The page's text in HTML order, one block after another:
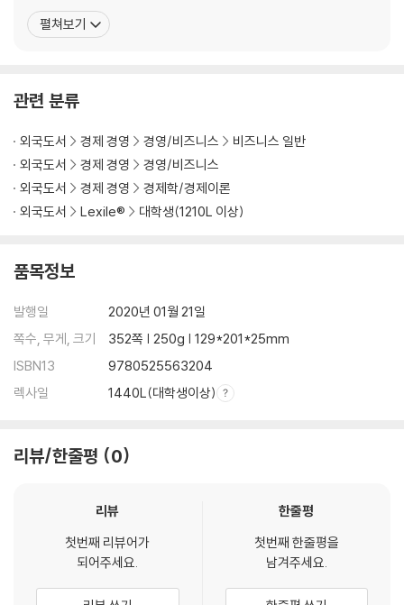
19. How Is the Digital Economy Transforming the World? 119
22. How Are Robots and Artificial Intelligence Transforming th
e World Economy? 136
23. What Is the Sharing Economy? 143
24. BRICS and Beyond: How Emerging Markets Are Becoming t
he New Powerhouses of the World Economy 148
25. What Is the Future for the European Union and the Other Fr
ee-Trade Areas? 153
eve Global Clout 160
nd NGOs Promote Economic Development? 165
28. Corruption and Tax Evasion: How Does Money Laundering
Work? 171
29. The Dark Web and Other Black Markets: How Big Is the Illeg
al Economy? 179
31. Economics vs. the Environment: Is It a Zero-Sum Game? 19
32. What Are the Alternatives to Capitalism? 196
Century? 202
34. Health Care: Ways That Work 207
35. How Is the Behavior of Millennials and Other Generations C
협력 증진을 위한 중앙유럽재단(Central Europe Foundation)의
회장을 맡고 있다. 그의 대표적인 베스트셀러인 『초보자를 위한 세계
펼쳐보기
관련 분류
외국도서 경제 경영 경영/비즈니스
비즈니스 일반
외국도서
경제 경영
경영/비즈니스
외국도서
경제 경영
경제학/경제이론
외국도서
Lexile® 대학생(1210L 이상)
품목정보
발행일
2020년 01월 21일
쪽수, 무게, 크기
352쪽 | 250g | 129*201*25mm
ISBN13
9780525563204
렉사일
1440L(대학생이상)
리뷰/한줄평 0
리뷰
첫번째 리뷰어가
되어주세요.
한줄평
첫번째 한줄평을
남겨주세요.